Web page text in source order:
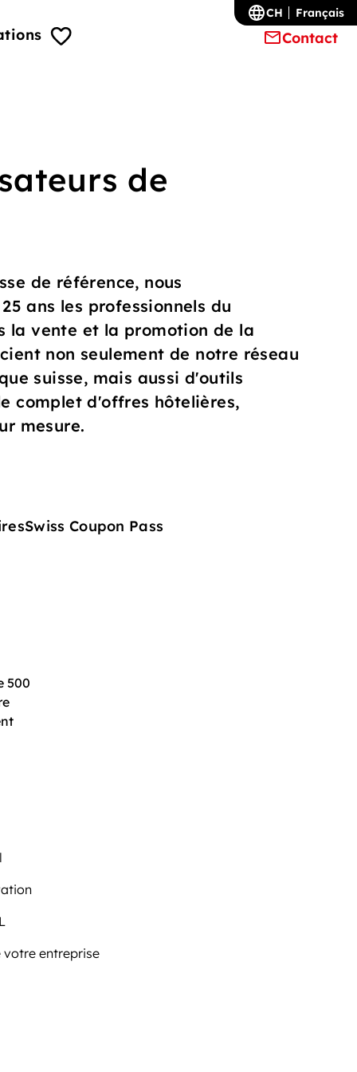
Contact
CH Français
de
de référence, nous
ans les professionnels du
la vente et la promotion de la
non seulement de notre réseau
suisse, mais aussi d'outils
complet d'offres hôtelières,
mesure.
Swiss Coupon Pass
500
votre entreprise